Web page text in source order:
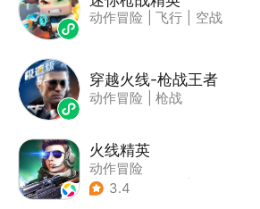
动作冒险 飞行 空战
穿越火线-枪战王者
动作冒险 枪战
火线精英
动作冒险
| 第一人称射击
3.4